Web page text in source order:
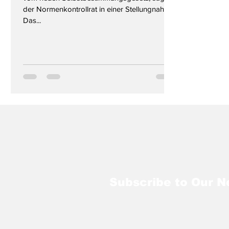
der Normenkontrollrat in einer Stellungnahme.
Das...